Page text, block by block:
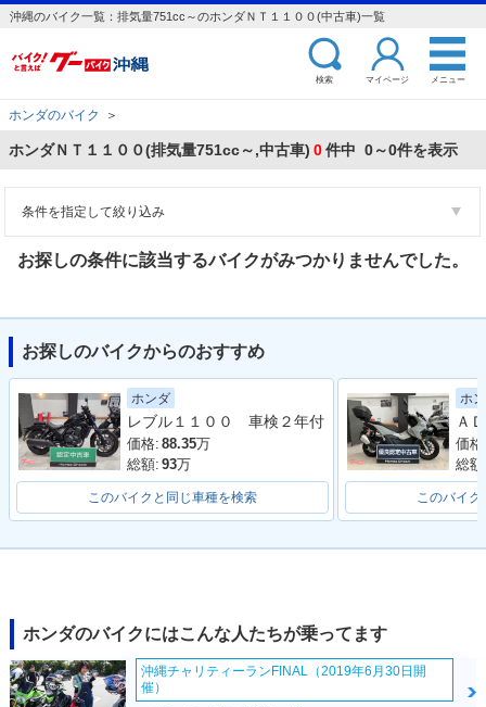
沖縄のバイク一覧：排気量751cc～のホンダＮＴ１１００(中古車)一覧
検索 マイページ メニュー
ホンダのバイク ＞
ホンダＮＴ１１００(排気量751cc～,中古車) 0件中 0～0件を表示
条件を指定して絞り込み
お探しの条件に該当するバイクがみつかりませんでした。
お探しのバイクからのおすすめ
ホンダ
レブル１１００ 車検２年付
価格: 88.35万
総額: 93万
このバイクと同じ車種を検索
ホ
Ａ
価
総
このバイク
ホンダのバイクにはこんな人たちが乗ってます
沖縄チャリティーランFINAL（2019年6月30日開
催）